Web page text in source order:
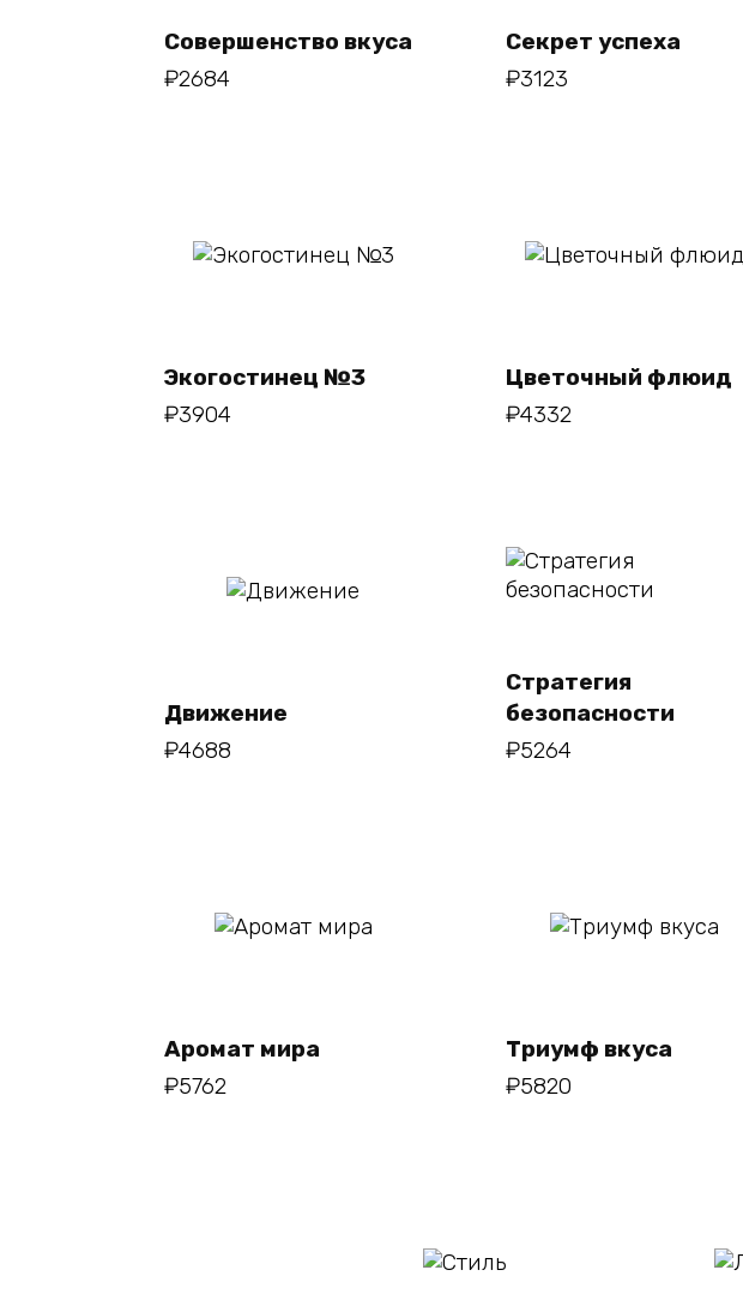
Совершенство вкуса
₽2684
Секрет успеха
₽3123
Экогостинец №3
₽3904
Цветочный флюид
₽4332
Движение
₽4688
В корзину
Стратегия
безопасности
₽5264
Аромат мира
₽5762
Триумф вкуса
₽5820